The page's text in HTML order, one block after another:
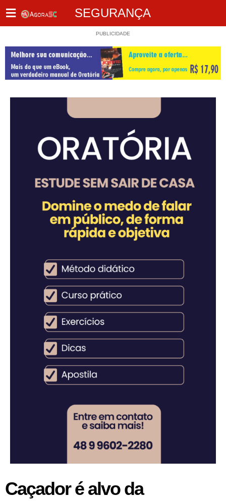
SEGURANÇA
PUBLICIDADE
Caçador é alvo da